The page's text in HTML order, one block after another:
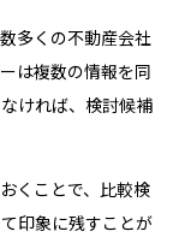
多くの不動産会社
は複数の情報を同
ければ、検討候補
くことで、比較検
印象に残すことが